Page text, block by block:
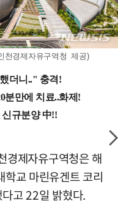
천경제자유구역청 제공)
경제자유구역청은 해
교 마린유겐트 코리
고 22일 밝혔다.